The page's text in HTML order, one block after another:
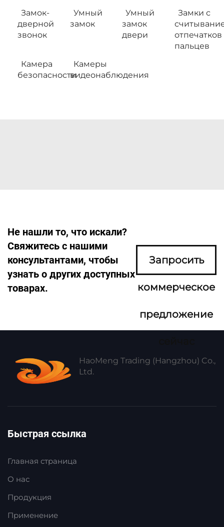
Замок-
дверной
звонок
Умный
замок
Умный
замок
двери
Замки с
отпечатков
пальцев
Камера
безопасности
Камеры
видеонаблюдения
Не нашли то, что искали?
Свяжитесь с нашими
консультантами, чтобы
узнать о других доступных
товарах.
Запросить
коммерческое
предложение
HaoMeng Trading (Hangzhou) Co.,
Ltd.
Быстрая ссылка
Главная страница
О нас
Продукция
Применение